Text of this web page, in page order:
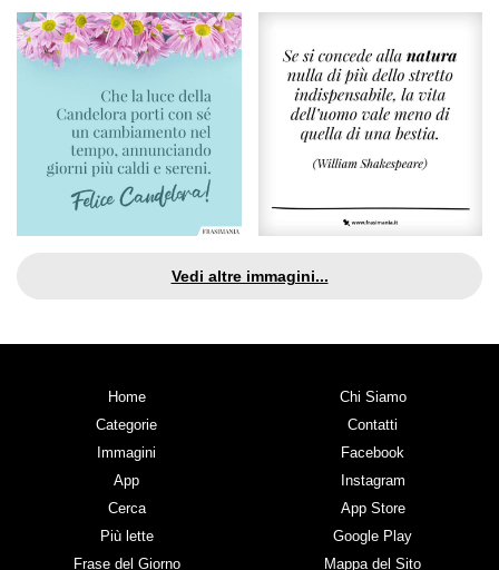
Vedi altre immagini...
Home
Categorie
Immagini
App
Cerca
Più lette
Frase del Giorno
Chi Siamo
Contatti
Facebook
Instagram
App Store
Google Play
Mappa del Sito